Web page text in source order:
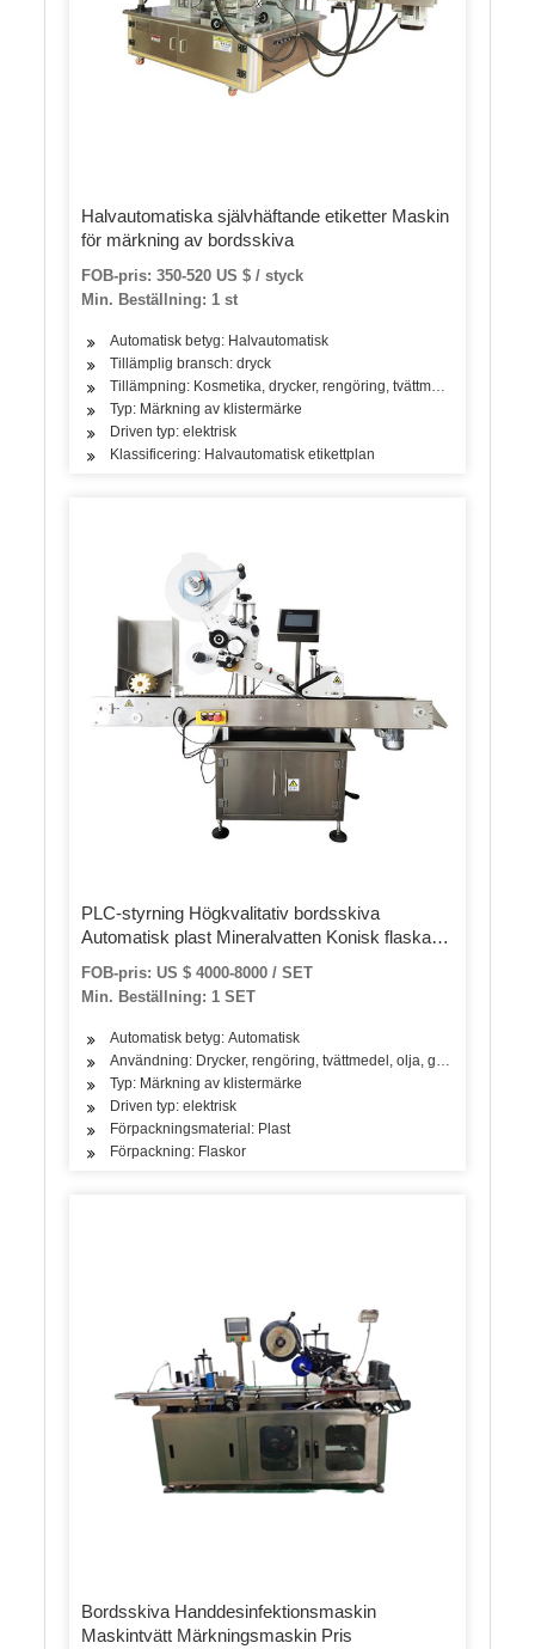
Halvautomatiska självhäftande etiketter Maskin
för märkning av bordsskiva
FOB-pris: 350-520 US $ / styck
Min. Beställning: 1 st
Automatisk betyg: Halvautomatisk
Tillämplig bransch: dryck
Tillämpning: Kosmetika, drycker, rengöring, tvättmedel,
Typ: Märkning av klistermärke
Driven typ: elektrisk
Klassificering: Halvautomatisk etikettplan
PLC-styrning Högkvalitativ bordsskiva
Automatisk plast Mineralvatten Konisk flaska
självhäftande klistermärke Maskin
FOB-pris: US $ 4000-8000 / SET
Min. Beställning: 1 SET
Automatisk betyg: Automatisk
Användning: Drycker, rengöring, tvättmedel, olja, grönsaker, frukt
Typ: Märkning av klistermärke
Driven typ: elektrisk
Förpackningsmaterial: Plast
Förpackning: Flaskor
Bordsskiva Handdesinfektionsmaskin
Maskintvätt Märkningsmaskin Pris